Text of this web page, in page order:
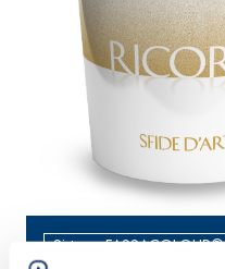
Sistema FASSACOLOUR®